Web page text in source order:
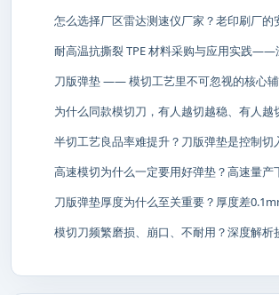
怎么选择厂区雷达测速仪厂家？老印刷厂的
耐高温抗撕裂 TPE 材料采购与应用实践——
刀版弹垫 —— 模切工艺里不可忽视的核心辅
为什么同款模切刀，有人越切越稳、有人越
半切工艺良品率难提升？刀版弹垫是控制切
高速模切为什么一定要用好弹垫？高速量产
刀版弹垫厚度为什么至关重要？厚度差
模切刀频繁磨损、崩口、不耐用？深度解析